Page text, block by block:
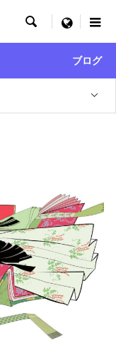
 menu
ブログ